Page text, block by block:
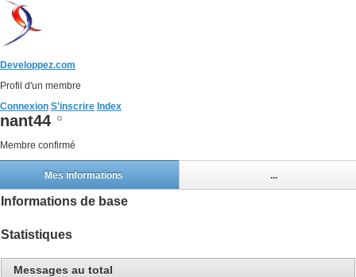
Developpez.com
Profil d'un membre
Connexion S'inscrire Index
nant44
Membre confirmé
Mes informations ...
Informations de base
Statistiques
Messages au total